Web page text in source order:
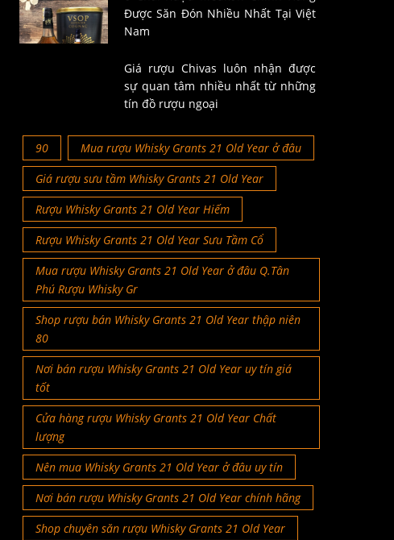
Được Săn Đón Nhiều Nhất Tại Việt
Nam
Giá rượu Chivas luôn nhận được
sự quan tâm nhiều nhất từ những
tín đồ rượu ngoại
90
Mua rượu Whisky Grants 21 Old Year ở đâu
Giá rượu sưu tầm Whisky Grants 21 Old Year
Rượu Whisky Grants 21 Old Year Hiếm
Rượu Whisky Grants 21 Old Year Sưu Tầm Cổ
Mua rượu Whisky Grants 21 Old Year ở đâu Q.Tân
Phú Rượu Whisky Gr
Shop rượu bán Whisky Grants 21 Old Year thập niên
80
Nơi bán rượu Whisky Grants 21 Old Year uy tín giá
tốt
Cửa hàng rượu Whisky Grants 21 Old Year Chất
lượng
Nên mua Whisky Grants 21 Old Year ở đâu uy tín
Nơi bán rượu Whisky Grants 21 Old Year chính hãng
Shop chuyên săn rượu Whisky Grants 21 Old Year